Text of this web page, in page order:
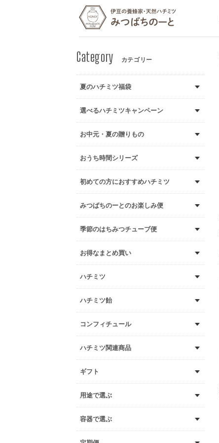
カテゴリー
夏のハチミツ福袋
選べるハチミツキャンペーン
お中元・夏の贈りもの
おうち時間シリーズ
初めての方におすすめハチミツ
みつばちのーとのお楽しみ便
季節のはちみつチューブ便
お得なまとめ買い
ハチミツ
ハチミツ飴
コンフィチュール
ハチミツ関連商品
ギフト
用途で選ぶ
容器で選ぶ